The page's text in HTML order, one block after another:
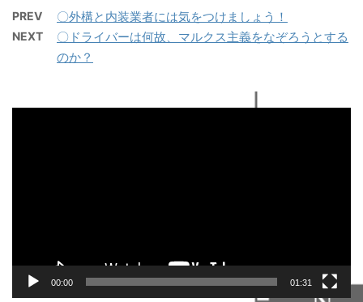
PREV 〇外構と内装業者には気をつけましょう！
NEXT
〇ドライバーは何故、マルクス主義をなぞろうとする
のか？
00:00 01:31